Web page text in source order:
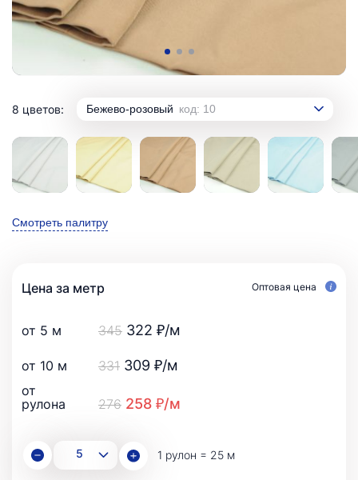
8 цветов: Бежево-розовый код: 10
Смотреть палитру
Цена за метр Оптовая цена
от 5 м 345 322 ₽/м
от 10 м 331 309 ₽/м
от
рулона
276 258 ₽/м
1 рулон = 25 м